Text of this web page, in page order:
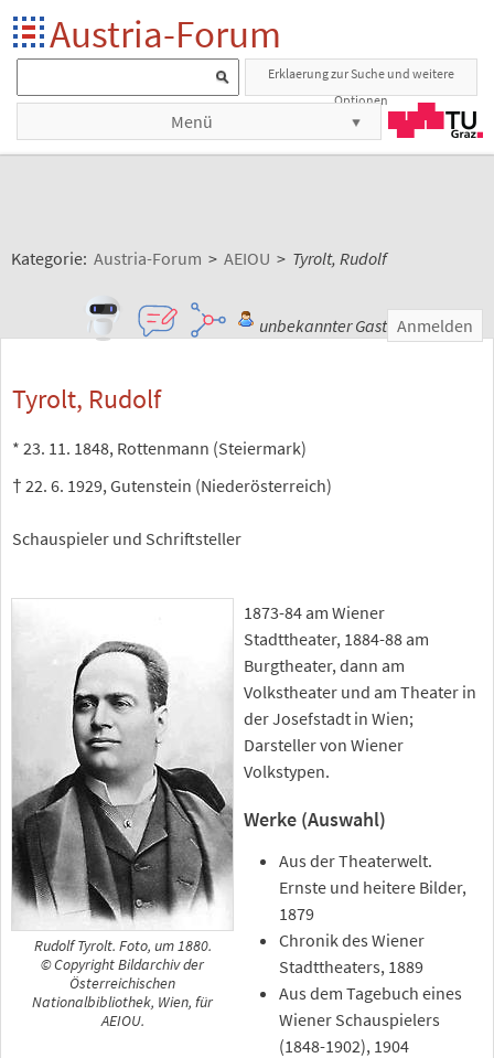
Austria-Forum
Erklaerung zur Suche und weitere
Optionen
Menü
Kategorie: Austria-Forum > AEIOU > Tyrolt, Rudolf
unbekannter Gast Anmelden
Tyrolt, Rudolf
* 23. 11. 1848, Rottenmann (Steiermark)
† 22. 6. 1929, Gutenstein (Niederösterreich)
Schauspieler und Schriftsteller
Rudolf Tyrolt. Foto, um 1880.
© Copyright Bildarchiv der
Österreichischen
Nationalbibliothek, Wien, für
AEIOU.
1873-84 am Wiener
Stadttheater, 1884-88 am
Burgtheater, dann am
Volkstheater und am Theater in
der Josefstadt in Wien;
Darsteller von Wiener
Volkstypen.
Werke (Auswahl)
Aus der Theaterwelt.
Ernste und heitere Bilder,
1879
Chronik des Wiener
Stadttheaters, 1889
Aus dem Tagebuch eines
Wiener Schauspielers
(1848-1902), 1904